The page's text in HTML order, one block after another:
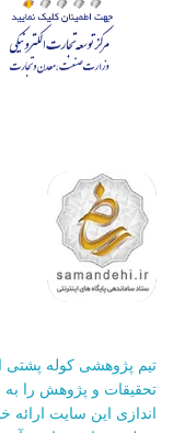
تحقیقات و پژوهش را
اندازی این سایت